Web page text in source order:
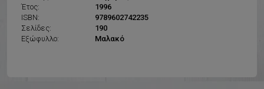
Έτος:
1996
ISBN:
9789602742235
Σελίδες:
190
Εξώφυλλο:
Μαλακό